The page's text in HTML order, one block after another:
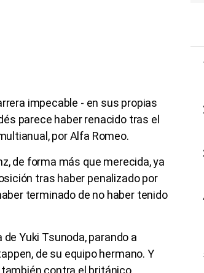
impecable - en sus propias
parece haber renacido tras el
por Alfa Romeo.
de forma más que merecida, ya
tras haber penalizado por
terminado de no haber tenido
Yuki Tsunoda, parando a
de su equipo hermano. Y
contra el británico,